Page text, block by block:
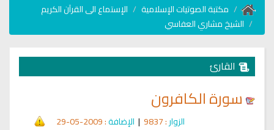
مكتبة الصوتيات الإسلامية
الإستماع الى القرآن الكريم
الشيخ مشاري العفاسي
القارئ
سورة الكافرون
الزوار: 9837
| الإضافة: 2009-05-29